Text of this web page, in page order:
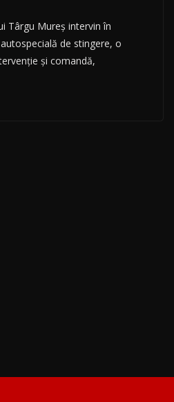
Târgu Mureș intervin în
de stingere, o
și comandă,